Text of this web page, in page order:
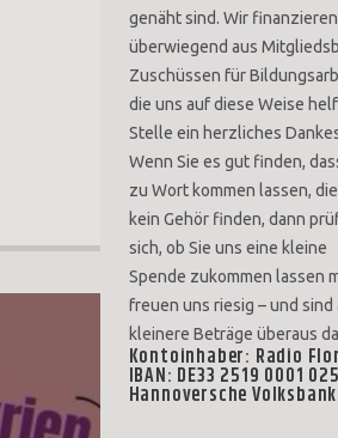
genäht sind. Wir
überwiegend aus
Zuschüssen für
die uns auf diese Weise
Stelle ein herzliches
Wenn Sie es gut finden,
zu Wort kommen lassen,
kein Gehör finden, dann
sich, ob Sie uns eine kleine
Spende zukommen lassen
freuen uns riesig – und sind
kleinere Beträge überaus
Kontoinhaber: Radio
IBAN: DE33 2519 0001
Hannoversche Volksbank